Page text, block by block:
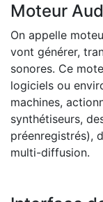
Moteur
On appelle
vont générer,
sonores. Ce
logiciels ou
machines,
synthétiseurs,
préenregistrés),
multi-diffusion.